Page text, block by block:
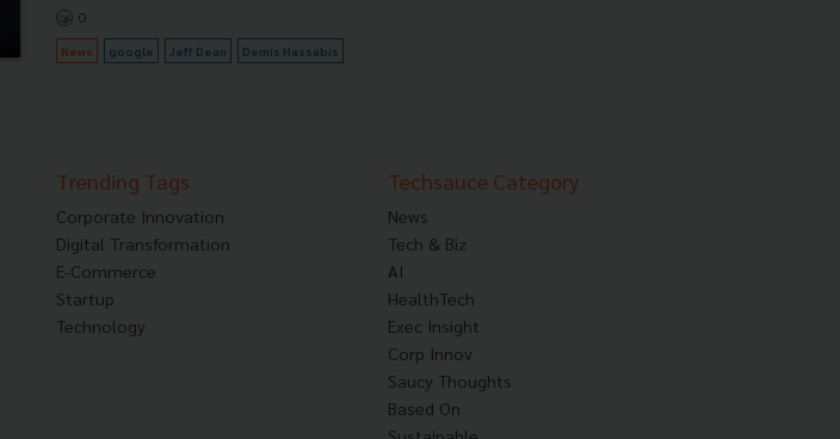
0
News google Jeff Dean Demis Hassabis
Trending Tags
Corporate Innovation
Digital Transformation
E-Commerce
Startup
Technology
Techsauce Category
News
Tech & Biz
AI
HealthTech
Exec Insight
Corp Innov
Saucy Thoughts
Based On